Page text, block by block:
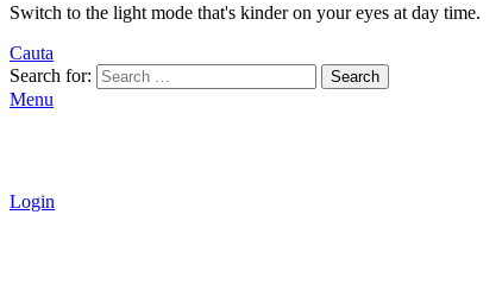
Switch to the light mode that's kinder on your eyes at day time.
Cauta
Search for:
Search
Menu
Login